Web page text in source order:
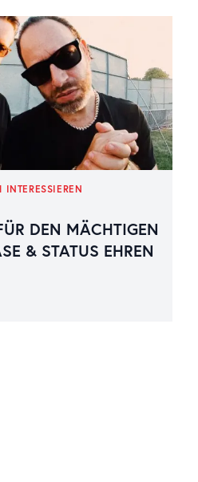
DEN MÄCHTIGEN
& STATUS EHREN